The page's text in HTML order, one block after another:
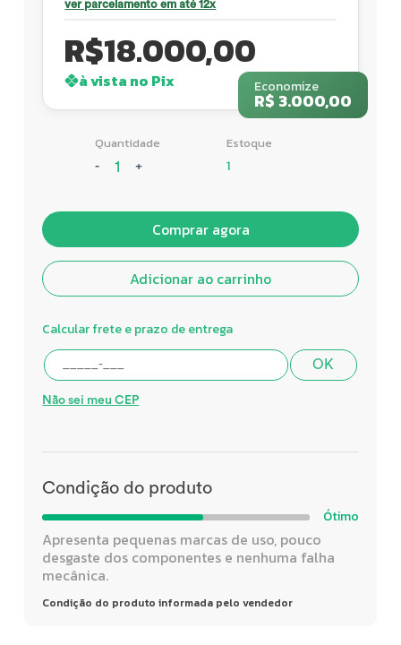
ver parcelamento em até 12x
R$18.000,00
à vista no Pix Economize
R$ 3.000,00
Quantidade
- +
Estoque
1
Comprar agora
Adicionar ao carrinho
Calcular frete e prazo de entrega
OK
Não sei meu CEP
Condição do produto
Ótimo
Apresenta pequenas marcas de uso, pouco
desgaste dos componentes e nenhuma falha
mecânica.
Condição do produto informada pelo vendedor